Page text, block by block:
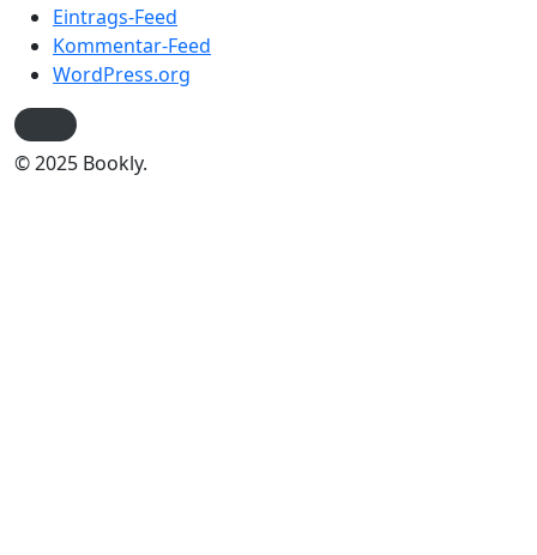
Eintrags-Feed
Kommentar-Feed
WordPress.org
© 2025 Bookly.